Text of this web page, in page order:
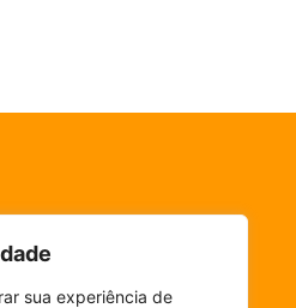
sua experiência de